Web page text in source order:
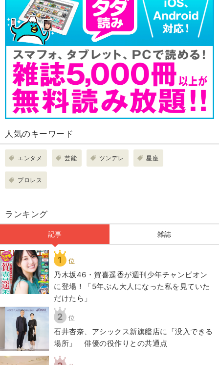
人気のキーワード
エンタメ 芸能 ツンデレ 星座
プロレス
ランキング
記事 雑誌
1 位
乃木坂46・賀喜遥香が週刊少年チャンピオン
に登場！「5年ぶん大人になった私を見ていた
だけたら」
2 位
石井杏奈、アシックス新旗艦店に「没入できる
場所」 俳優の役作りとの共通点